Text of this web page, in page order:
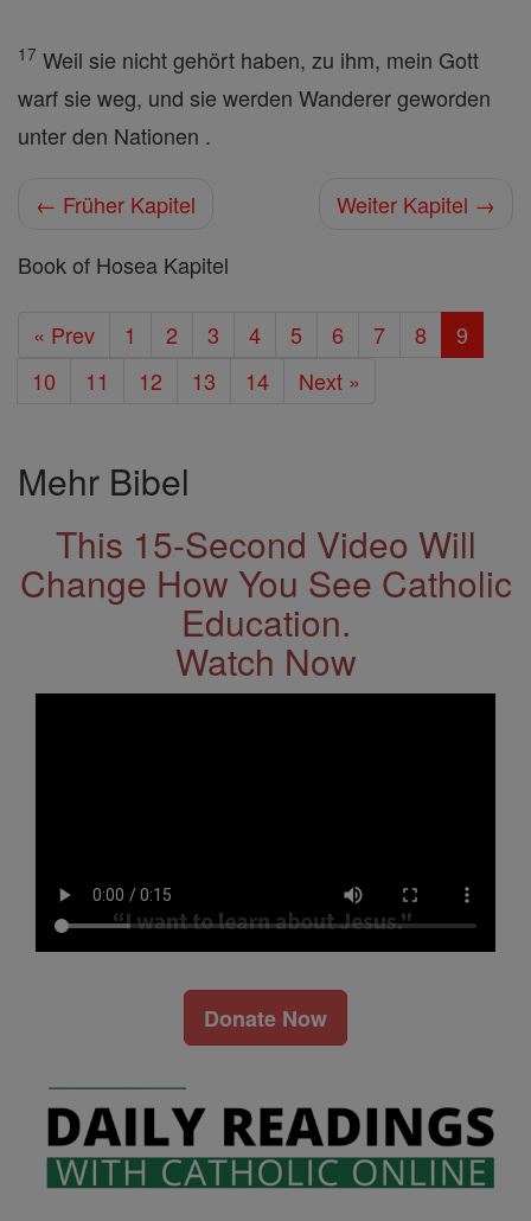
17 Weil sie nicht gehört haben, zu ihm, mein Gott
warf sie weg, und sie werden Wanderer geworden
unter den Nationen .
← Früher Kapitel
Weiter Kapitel →
Book of Hosea Kapitel
« Prev 1 2 3 4 5 6 7 8
9
10
11 12 13 14 Next »
Mehr Bibel
This 15-Second Video Will
Change How You See Catholic
Education.
Watch Now
Donate Now